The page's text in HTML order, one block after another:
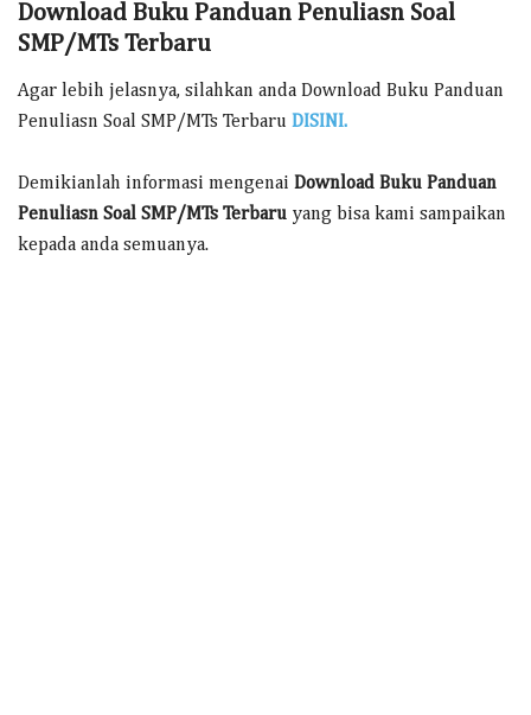
Download Buku Panduan Penuliasn Soal
SMP/MTs Terbaru
Agar lebih jelasnya, silahkan anda Download Buku Panduan
Penuliasn Soal SMP/MTs Terbaru DISINI.
Demikianlah informasi mengenai Download Buku Panduan
Penuliasn Soal SMP/MTs Terbaru yang bisa kami sampaikan
kepada anda semuanya.